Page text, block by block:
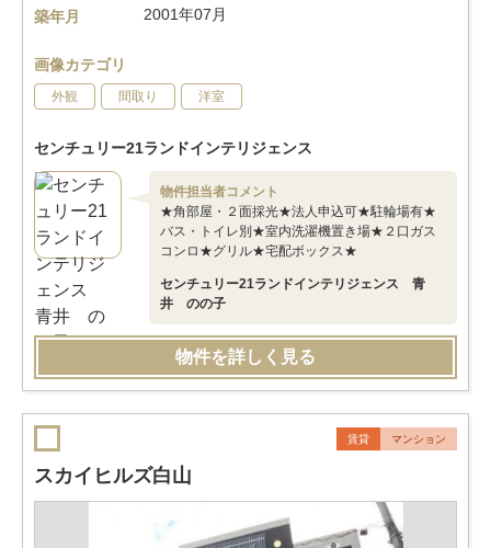
築年月
2001年07月
画像カテゴリ
外観 間取り 洋室
センチュリー21ランドインテリジェンス
物件担当者コメント
★角部屋・２面採光★法人申込可★駐輪場有★
バス・トイレ別★室内洗濯機置き場★２口ガス
コンロ★グリル★宅配ボックス★
センチュリー21ランドインテリジェンス 青
井 のの子
物件を詳しく見る
賃貸 マンション
スカイヒルズ白山